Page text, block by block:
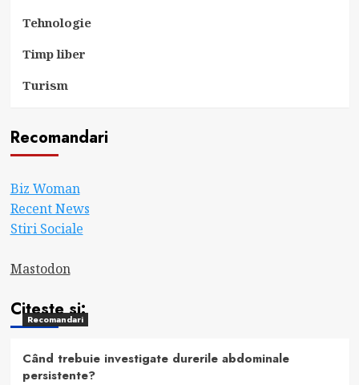
Tehnologie
Timp liber
Turism
Recomandari
Biz Woman
Recent News
Stiri Sociale
Mastodon
Citeste si:
Recomandari
Când trebuie investigate durerile abdominale
persistente?